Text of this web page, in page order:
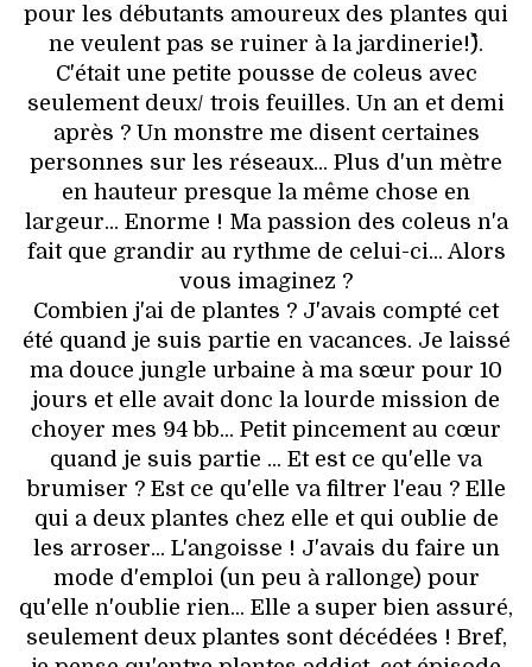
pour les débutants amoureux des plantes qui
ne veulent pas se ruiner à la jardinerie!^^).
C'était une petite pousse de coleus avec
seulement deux/ trois feuilles. Un an et demi
après ? Un monstre me disent certaines
personnes sur les réseaux... Plus d'un mètre
en hauteur presque la même chose en
largeur... Enorme ! Ma passion des coleus n'a
fait que grandir au rythme de celui-ci... Alors
vous imaginez ?
Combien j'ai de plantes ? J'avais compté cet
été quand je suis partie en vacances. Je laissé
ma douce jungle urbaine à ma sœur pour 10
jours et elle avait donc la lourde mission de
choyer mes 94 bb... Petit pincement au cœur
quand je suis partie ... Et est ce qu'elle va
brumiser ? Est ce qu'elle va filtrer l'eau ? Elle
qui a deux plantes chez elle et qui oublie de
les arroser... L'angoisse ! J'avais du faire un
mode d'emploi (un peu à rallonge) pour
qu'elle n'oublie rien... Elle a super bien assuré,
seulement deux plantes sont décédées ! Bref,